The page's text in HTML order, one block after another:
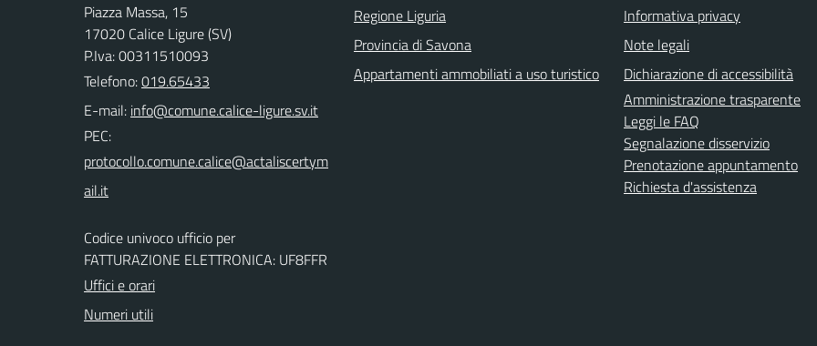
Piazza Massa, 15
17020 Calice Ligure (SV)
P.Iva: 00311510093
Telefono:019.65433
E-mail:
PEC:
Codice univoco ufficio per
FATTURAZIONE ELETTRONICA: UF8FFR
Uffici e orari
Numeri utili
Regione Liguria
Provincia di Savona
Appartamenti ammobiliati a uso turistico
Informativa privacy
Note legali
Dichiarazione di accessibilità
Amministrazione trasparente
Leggi le FAQ
Segnalazione disservizio
Prenotazione appuntamento
Richiesta d'assistenza